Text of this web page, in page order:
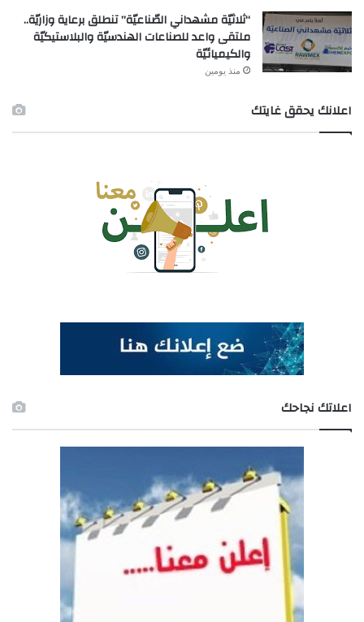
“ثلاثيّة مشهداني الصّناعيّة” تنطلق برعاية وزاريّة..
ملتقى واعد للصناعات الهندسيّة والبلاستيكيّة
والكيميائيّة
منذ يومين
اعلانك يحقق غايتك
اعلاتك نجاحك